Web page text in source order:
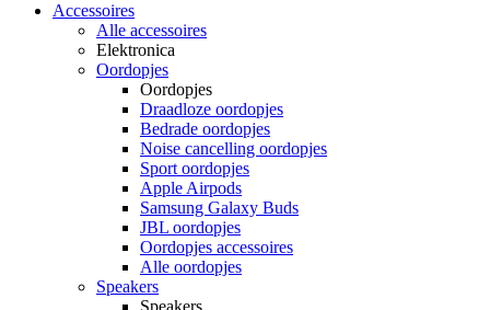
Accessoires
Alle accessoires
Elektronica
Oordopjes
Oordopjes
Draadloze oordopjes
Bedrade oordopjes
Noise cancelling oordopjes
Sport oordopjes
Apple Airpods
Samsung Galaxy Buds
JBL oordopjes
Oordopjes accessoires
Alle oordopjes
Speakers
Speakers